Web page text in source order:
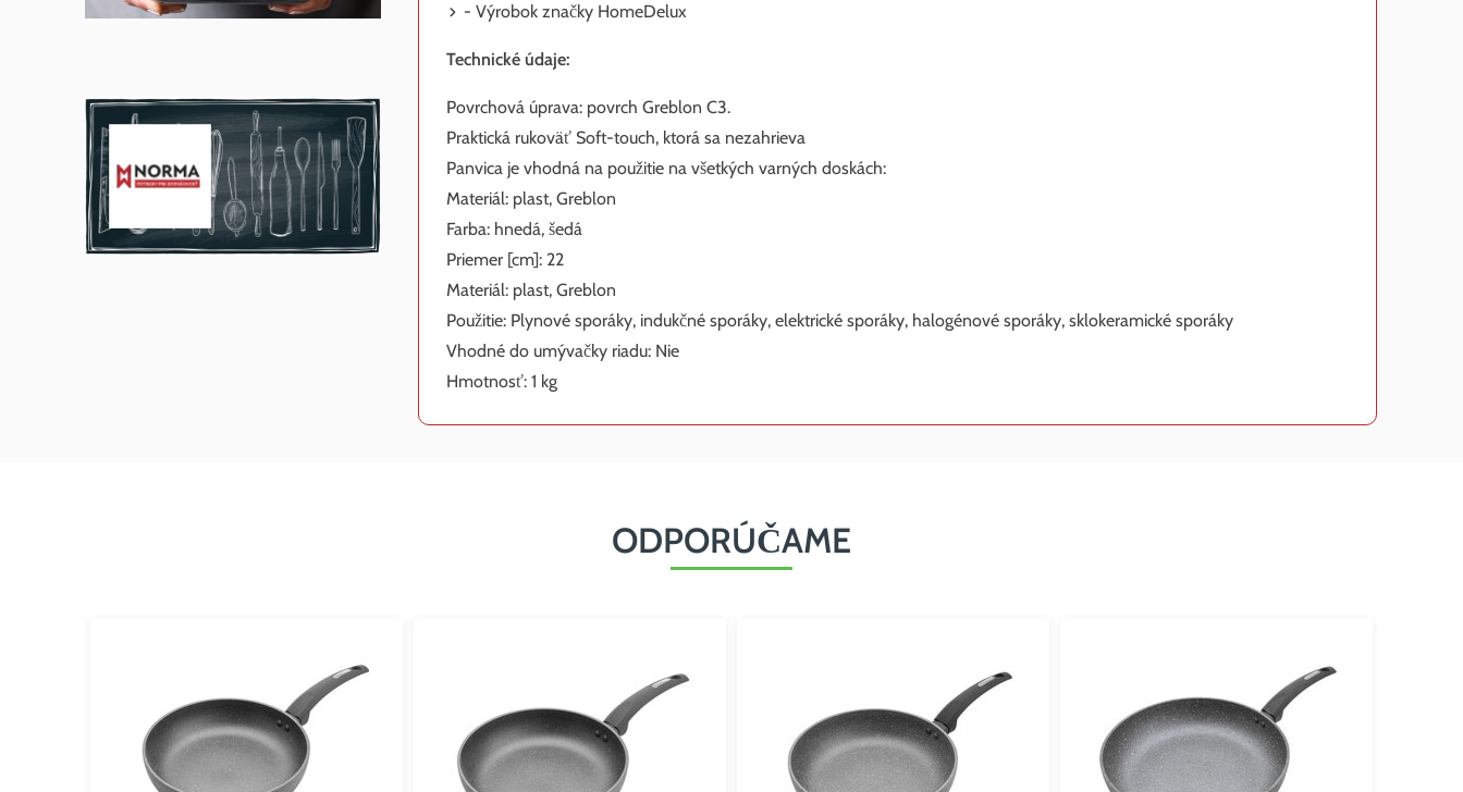
- Výrobok značky HomeDelux
Technické údaje:
Povrchová úprava: povrch Greblon C3.
Praktická rukoväť Soft-touch, ktorá sa nezahrieva
Panvica je vhodná na použitie na všetkých varných doskách:
Materiál: plast, Greblon
Farba: hnedá, šedá
Priemer [cm]: 22
Materiál: plast, Greblon
Použitie: Plynové sporáky, indukčné sporáky, elektrické sporáky, halogénové sporáky, sklokeramické sporáky
Vhodné do umývačky riadu: Nie
Hmotnosť: 1 kg
ODPORÚČAME